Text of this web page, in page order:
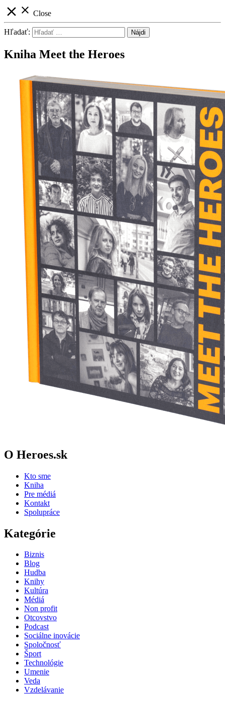
close close Close
Hľadať:
Kniha Meet the Heroes
O Heroes.sk
Kto sme
Kniha
Pre médiá
Kontakt
Spolupráce
Kategórie
Biznis
Blog
Hudba
Knihy
Kultúra
Médiá
Non profit
Otcovstvo
Podcast
Sociálne inovácie
Spoločnosť
Šport
Technológie
Umenie
Veda
Vzdelávanie